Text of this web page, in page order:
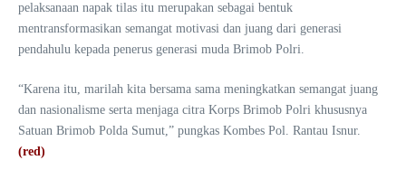
pelaksanaan napak tilas itu merupakan sebagai bentuk
mentransformasikan semangat motivasi dan juang dari generasi
pendahulu kepada penerus generasi muda Brimob Polri.
“Karena itu, marilah kita bersama sama meningkatkan semangat juang
dan nasionalisme serta menjaga citra Korps Brimob Polri khususnya
Satuan Brimob Polda Sumut,” pungkas Kombes Pol. Rantau Isnur.
(red)